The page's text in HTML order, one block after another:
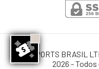
INNI SPORTS BRASIL
2026 -